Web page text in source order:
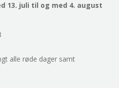
13. juli til og med 4. august
alle røde dager samt